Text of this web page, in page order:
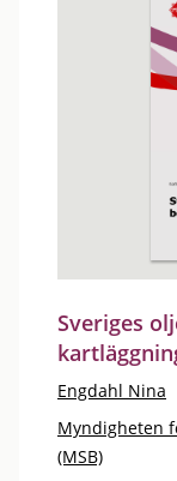
Sveriges
Engdahl Nina
Myndigheten
(MSB)